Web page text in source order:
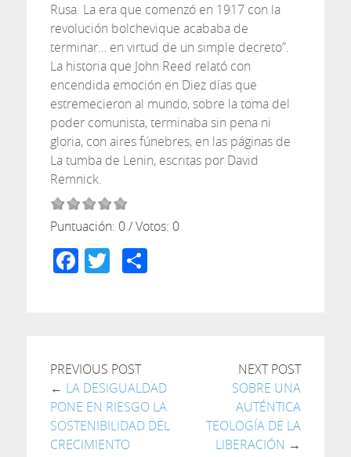
Rusa. La era que comenzó en 1917 con la
revolución bolchevique acababa de
terminar… en virtud de un simple decreto”.
La historia que John Reed relató con
encendida emoción en Diez días que
estremecieron al mundo, sobre la toma del
poder comunista, terminaba sin pena ni
gloria, con aires fúnebres, en las páginas de
La tumba de Lenin, escritas por David
Remnick.
Puntuación: 0/ Votos: 0
Facebook
TwitterCompartir
PREVIOUS POST
← LA DESIGUALDAD
PONE EN RIESGO LA
SOSTENIBILIDAD DEL
CRECIMIENTO
NEXT POST
SOBRE UNA
AUTÉNTICA
TEOLOGÍA DE LA
LIBERACIÓN →